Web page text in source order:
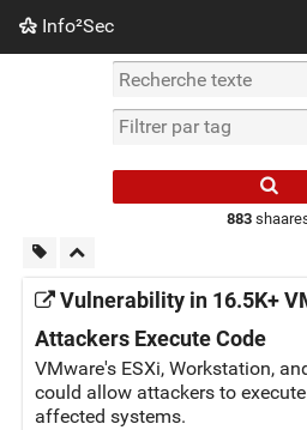
Info²Sec
Nuage de tags Mur d'images
883
Vulnerability in 16.5K+
Attackers Execute Code
VMware's ESXi, Workstation,
could allow attackers to
affected systems.